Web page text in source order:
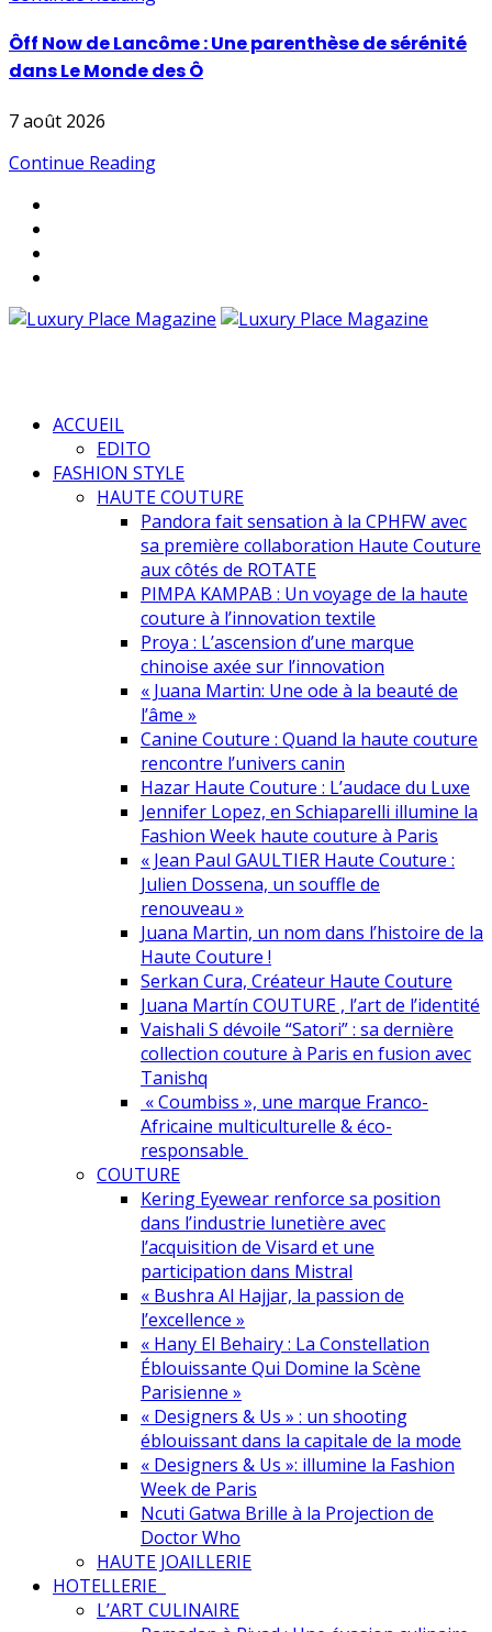
Ôff Now de Lancôme : Une parenthèse de sérénité
dans Le Monde des Ô
7 août 2026
Continue Reading
ACCUEIL
EDITO
FASHION STYLE
HAUTE COUTURE
Pandora fait sensation à la CPHFW avec
sa première collaboration Haute Couture
aux côtés de ROTATE
PIMPA KAMPAB : Un voyage de la haute
couture à l’innovation textile
Proya : L’ascension d’une marque
chinoise axée sur l’innovation
« Juana Martin: Une ode à la beauté de
l’âme »
Canine Couture : Quand la haute couture
rencontre l’univers canin
Hazar Haute Couture : L’audace du Luxe
Jennifer Lopez, en Schiaparelli illumine la
Fashion Week haute couture à Paris
« Jean Paul GAULTIER Haute Couture :
Julien Dossena, un souffle de
renouveau »
Juana Martin, un nom dans l’histoire de la
Haute Couture !
Serkan Cura, Créateur Haute Couture
Juana Martín COUTURE , l’art de l’identité
Vaishali S dévoile “Satori” : sa dernière
collection couture à Paris en fusion avec
Tanishq
« Coumbiss », une marque Franco-
Africaine multiculturelle & éco-
responsable
COUTURE
Kering Eyewear renforce sa position
dans l’industrie lunetière avec
l’acquisition de Visard et une
participation dans Mistral
« Bushra Al Hajjar, la passion de
l’excellence »
« Hany El Behairy : La Constellation
Éblouissante Qui Domine la Scène
Parisienne »
« Designers & Us » : un shooting
éblouissant dans la capitale de la mode
« Designers & Us »: illumine la Fashion
Week de Paris
Ncuti Gatwa Brille à la Projection de
Doctor Who
HAUTE JOAILLERIE
HOTELLERIE
L’ART CULINAIRE